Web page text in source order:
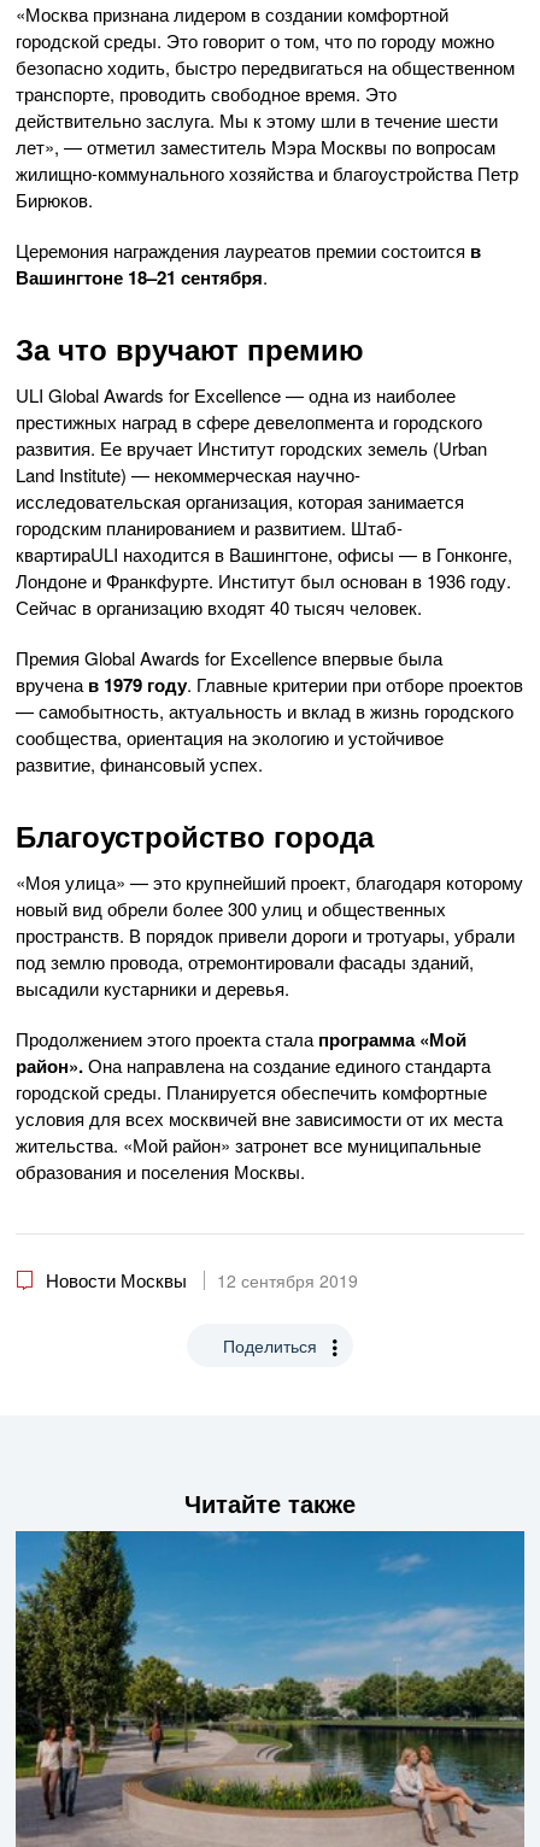
«Москва признана лидером в создании комфортной
городской среды. Это говорит о том, что по городу можно
безопасно ходить, быстро передвигаться на общественном
транспорте, проводить свободное время. Это
действительно заслуга. Мы к этому шли в течение шести
лет», — отметил заместитель Мэра Москвы по вопросам
жилищно-коммунального хозяйства и благоустройства Петр
Бирюков.
Церемония награждения лауреатов премии состоится в
Вашингтоне 18–21 сентября.
За что вручают премию
ULI Global Awards for Excellence — одна из наиболее
престижных наград в сфере девелопмента и городского
развития. Ее вручает Институт городских земель (Urban
Land Institute) — некоммерческая научно-
исследовательская организация, которая занимается
городским планированием и развитием. Штаб-
квартираULI находится в Вашингтоне, офисы — в Гонконге,
Лондоне и Франкфурте. Институт был основан в 1936 году.
Сейчас в организацию входят 40 тысяч человек.
Премия Global Awards for Excellence впервые была
вручена в 1979 году. Главные критерии при отборе проектов
— самобытность, актуальность и вклад в жизнь городского
сообщества, ориентация на экологию и устойчивое
развитие, финансовый успех.
Благоустройство города
«Моя улица» — это крупнейший проект, благодаря которому
новый вид обрели более 300 улиц и общественных
пространств. В порядок привели дороги и тротуары, убрали
под землю провода, отремонтировали фасады зданий,
высадили кустарники и деревья.
Продолжением этого проекта стала программа «Мой
район».Она направлена на создание единого стандарта
городской среды. Планируется обеспечить комфортные
условия для всех москвичей вне зависимости от их места
жительства. «Мой район» затронет все муниципальные
образования и поселения Москвы.
Новости Москвы 12 сентября 2019
Поделиться
Читайте также